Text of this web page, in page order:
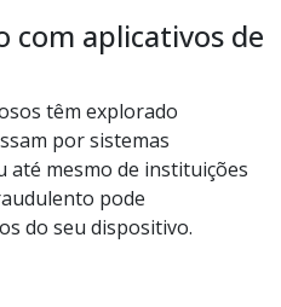
com aplicativos de
têm explorado
por sistemas
mesmo de instituições
pode
do seu dispositivo.